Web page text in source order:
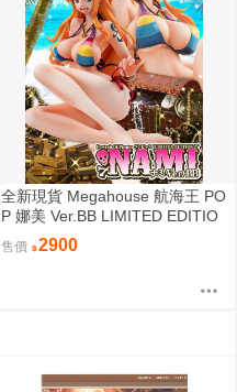
全新現貨 Megahouse 航海王 PO
P 娜美 Ver.BB LIMITED EDITIO
N PVC
售價 2900